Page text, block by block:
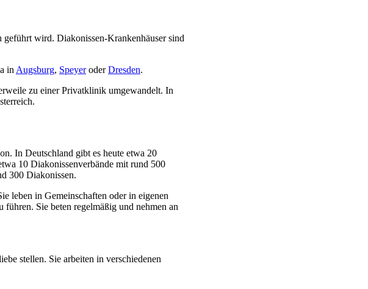
wird. Diakonissen-Krankenhäuser sind
in Augsburg, SpeyeroderDresden.
zu einer Privatklinik umgewandelt. In
In Deutschland gibt es heute etwa 20
10 Diakonissenverbände mit rund 500
300 Diakonissen.
leben in Gemeinschaften oder in eigenen
Sie beten regelmäßig und nehmen an
stellen. Sie arbeiten in verschiedenen